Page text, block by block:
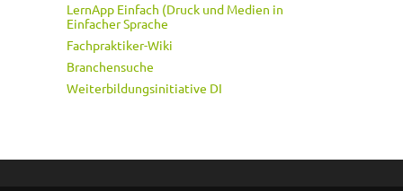
LernApp Einfach (Druck und Medien in
Einfacher Sprache
Fachpraktiker-Wiki
Branchensuche
Weiterbildungsinitiative DI